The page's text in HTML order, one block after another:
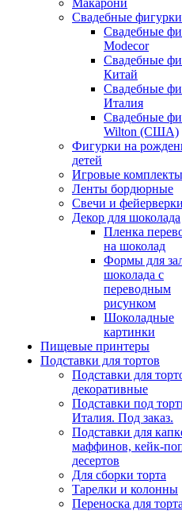
Свадебные фигурки
Свадебные
Modecor
Свадебные
Китай
Свадебные
Италия
Свадебные
Wilton (США)
Фигурки на
детей
Игровые комплекты
Ленты бордюрные
Свечи и фейерверки
Декор для шоколада
Пленка
на шоколад
Формы для
шоколада с
переводным
рисунком
Шоколадные
картинки
Пищевые принтеры
Подставки для тортов
Подставки для
декоративные
Подставки под
Италия. Под заказ.
Подставки для
маффинов, кейк-
десертов
Для сборки торта
Тарелки и колонны
Переноска для